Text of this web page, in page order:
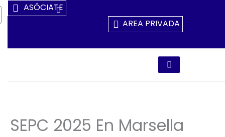
Ir
Al
ASÓCIATE
AREA PRIVADA
SEPC 2025 En Marsella